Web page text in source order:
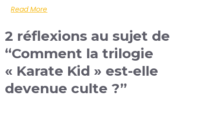
Read More
2 réflexions au sujet de
“Comment la trilogie
« Karate Kid » est-elle
devenue culte ?”